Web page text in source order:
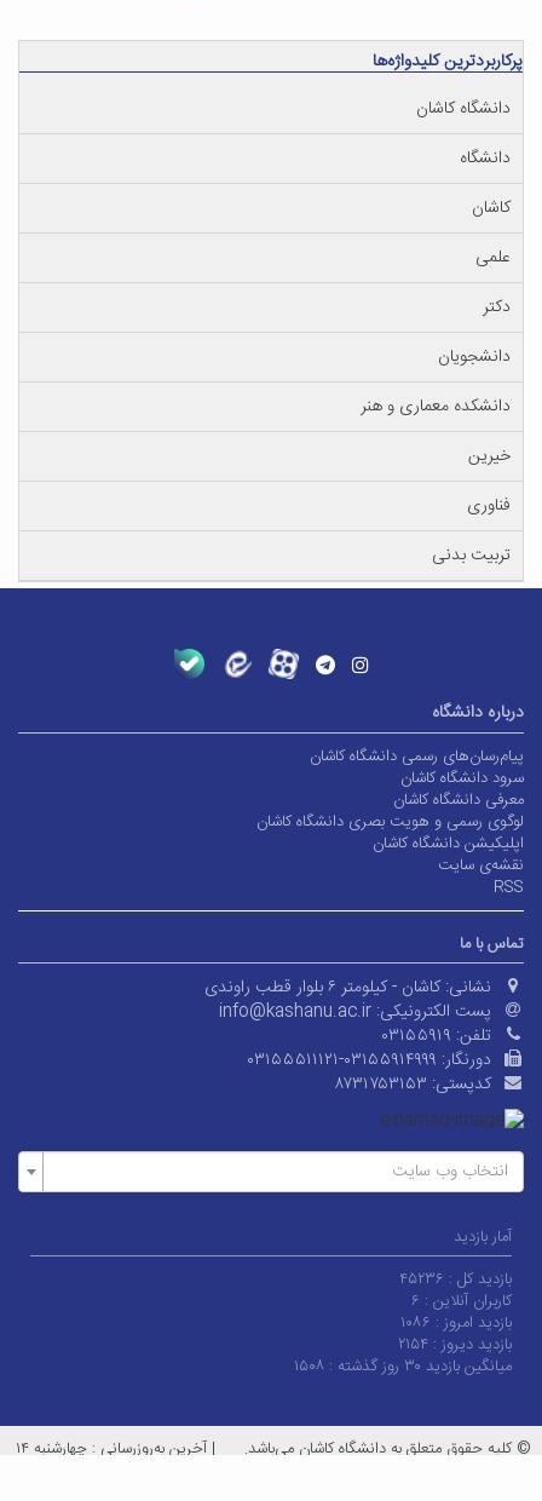
پرکاربردترین کلیدواژه‌ها
دانشگاه کاشان
دانشگاه
کاشان
علمی
دکتر
دانشجویان
دانشکده معماری و هنر
خیرین
فناوری
تربیت بدنی
درباره دانشگاه
پیام‌رسان‌های رسمی دانشگاه کاشان
سرود دانشگاه کاشان
معرفی دانشگاه کاشان
لوگوی رسمی و هویت بصری دانشگاه کاشان
اپلیکیشن دانشگاه کاشان
نقشه‌ی سایت
RSS
تماس با ما
نشانی: کاشان - کیلومتر ۶ بلوار قطب راوندی
پست الکترونیکی: info@kashanu.ac.ir
تلفن: ۰۳۱۵۵۹۱۹
دورنگار: ۰۳۱۵۵۵۱۱۱۲۱-۰۳۱۵۵۹۱۴۹۹۹
کدپستی: ۸۷۳۱۷۵۳۱۵۳
انتخاب وب سایت
آمار بازدید
بازدید کل : ۴۵۲۳۶
کاربران آنلاین : ۶
بازدید امروز : ۱۰۸۶
بازدید دیروز : ۲۱۵۴
میانگین بازدید ۳۰ روز گذشته :
۱۵۰۸
© کلیه حقوق متعلق به دانشگاه کاشان می‌باشد. |
آخرین به‌روزرسانی : چهارشنبه ۱۴